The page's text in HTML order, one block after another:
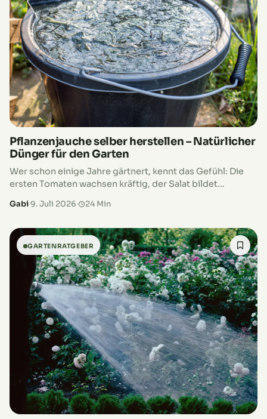
Pflanzenjauche selber herstellen – Natürlicher
Dünger für den Garten
Wer schon einige Jahre gärtnert, kennt das Gefühl: Die
ersten Tomaten wachsen kräftig, der Salat bildet
regelrechten Wachstumsschub hin. Gleichzeitig steigt…
Gabi·9. Juli 2026· 24 Min
GARTENRATGEBER